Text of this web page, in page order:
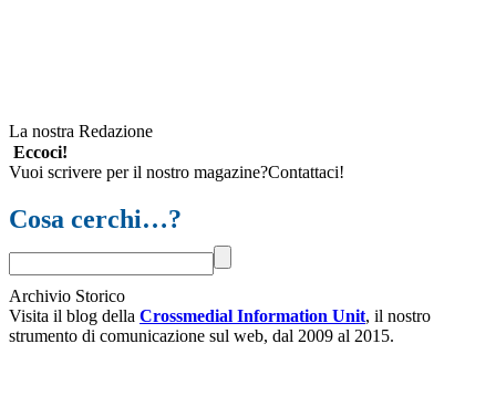
La nostra Redazione
Eccoci!
Vuoi scrivere per il nostro magazine?Contattaci!
Cosa cerchi…?
Archivio Storico
Visita il blog della Crossmedial Information Unit, il nostro
strumento di comunicazione sul web, dal 2009 al 2015.